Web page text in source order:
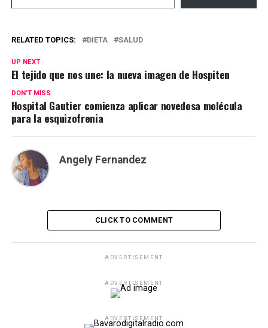
RELATED TOPICS: DIETA SALUD
UP NEXT
El tejido que nos une: la nueva imagen de Hospiten
DON'T MISS
Hospital Gautier comienza aplicar novedosa molécula
para la esquizofrenia
Angely Fernandez
CLICK TO COMMENT
ADVERTISEMENT
ADVERTISEMENT
ADVERTISEMENT